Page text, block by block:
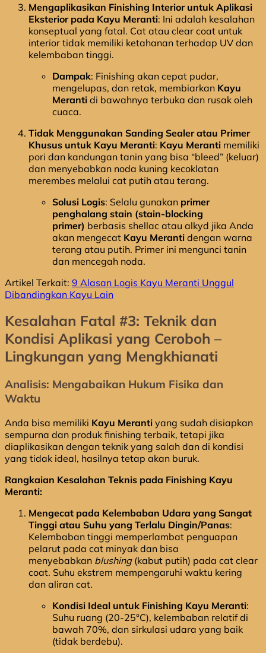
Mengaplikasikan Finishing Interior untuk Aplikasi
Eksterior pada Kayu Meranti: Ini adalah kesalahan
konseptual yang fatal. Cat atau clear coat untuk
interior tidak memiliki ketahanan terhadap UV dan
kelembaban tinggi.
Dampak: Finishing akan cepat pudar,
mengelupas, dan retak, membiarkan Kayu
Meranti di bawahnya terbuka dan rusak oleh
cuaca.
Tidak Menggunakan Sanding Sealer atau Primer
Khusus untuk Kayu Meranti: Kayu Meranti memiliki
pori dan kandungan tanin yang bisa “bleed” (keluar)
dan menyebabkan noda kuning kecoklatan
merembes melalui cat putih atau terang.
Solusi Logis: Selalu gunakan primer
penghalang stain (stain-blocking
primer) berbasis shellac atau alkyd jika Anda
akan mengecat Kayu Meranti dengan warna
terang atau putih. Primer ini mengunci tanin
dan mencegah noda.
Artikel Terkait: 9 Alasan Logis Kayu Meranti Unggul
Dibandingkan Kayu Lain
Kesalahan Fatal #3: Teknik dan
Kondisi Aplikasi yang Ceroboh –
Lingkungan yang Mengkhianati
Analisis: Mengabaikan Hukum Fisika dan
Waktu
Anda bisa memiliki Kayu Meranti yang sudah disiapkan
sempurna dan produk finishing terbaik, tetapi jika
diaplikasikan dengan teknik yang salah dan di kondisi
yang tidak ideal, hasilnya tetap akan buruk.
Rangkaian Kesalahan Teknis pada Finishing Kayu
Meranti:
Mengecat pada Kelembaban Udara yang Sangat
Tinggi atau Suhu yang Terlalu Dingin/Panas:
Kelembaban tinggi memperlambat penguapan
pelarut pada cat minyak dan bisa
menyebabkan blushing(kabut putih) pada cat clear
coat. Suhu ekstrem mempengaruhi waktu kering
dan aliran cat.
Kondisi Ideal untuk Finishing Kayu Meranti:
Suhu ruang (20-25°C), kelembaban relatif di
bawah 70%, dan sirkulasi udara yang baik
(tidak berdebu).